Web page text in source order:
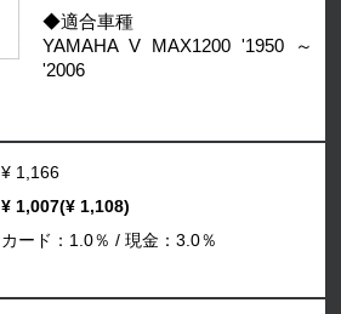
◆適合車種
YAMAHA V MAX1200 '1950 ～
'2006
¥ 1,166
¥ 1,007(¥ 1,108)
カード：1.0％ / 現金：3.0％